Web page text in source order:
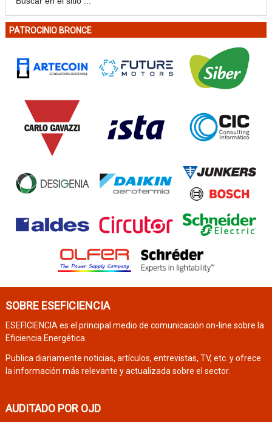
PATROCINIO BRONCE
SOBRE ESEFICIENCIA
ESEFICIENCIA es el principal medio de comunicación on-line sobre la
Eficiencia Energética.
Publica diariamente noticias, artículos, entrevistas, TV, etc. y ofrece
la información más relevante y actualizada sobre el sector.
AUDITADO POR OJD